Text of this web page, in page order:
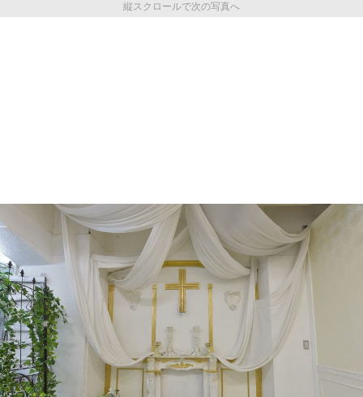
縦スクロールで次の写真へ